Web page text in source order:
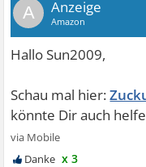
A
x 3